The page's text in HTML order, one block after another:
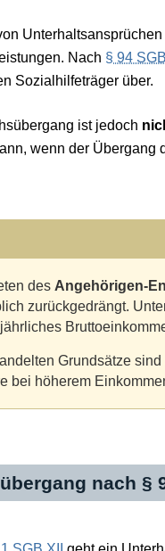
Nach § 94 SGB
Sozialhilfeträger über.
ist jedoch
wenn der Übergang
des Angehörigen-
zurückgedrängt.
Grundsätze
bei höherem
nach §